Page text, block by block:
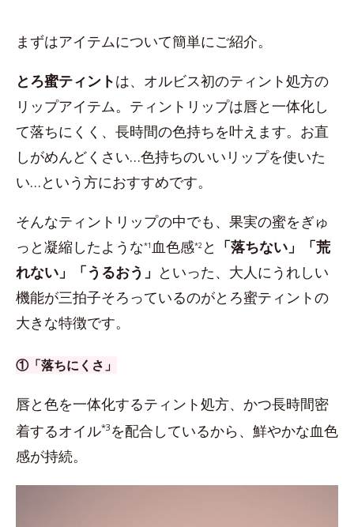
まずはアイテムについて簡単にご紹介。
とろ蜜ティントは、オルビス初のティント処方の
リップアイテム。ティントリップは唇と一体化し
て落ちにくく、長時間の色持ちを叶えます。お直
しがめんどくさい…色持ちのいいリップを使いた
い…という方におすすめです。
そんなティントリップの中でも、果実の蜜をぎゅ
っと凝縮したような*1 血色感*2 と 「落ちない」「荒
れない」「うるおう」 といった、大人にうれしい
機能が三拍子そろっているのがとろ蜜ティントの
大きな特徴です。
①「落ちにくさ」
唇と色を一体化するティント処方、かつ長時間密
着するオイル*3 を配合しているから、鮮やかな血色
感が持続。